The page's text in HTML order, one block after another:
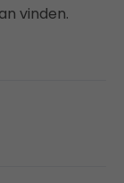
vinden.